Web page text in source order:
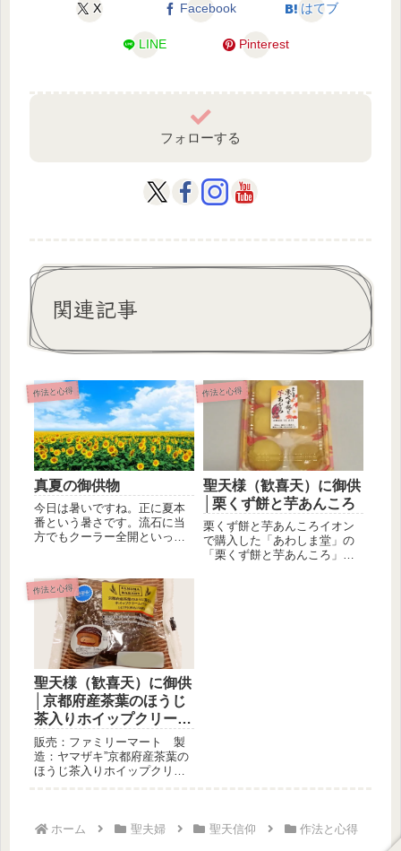
X Facebook はてブ
LINE Pinterest
フォローする
関連記事
作法と心得
真夏の御供物
今日は暑いですね。正に夏本
番という暑さです。流石に当
方でもクーラー全開といった
作法と心得
聖天様（歓喜天）に御供
│栗くず餅と芋あんころ
栗くず餅と芋あんころイオン
で購入した「あわしま堂」の
「栗くず餅と芋あんころ」で
作法と心得
聖天様（歓喜天）に御供
│京都府産茶葉のほうじ
茶入りホイップクリーム
パン
販売：ファミリーマート 製
造：ヤマザキ”京都府産茶葉の
ほうじ茶入りホイップクリー
ホーム 聖夫婦 聖天信仰 作法と心得